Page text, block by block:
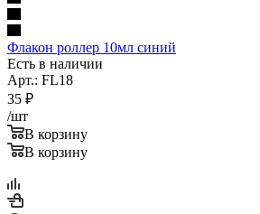
Флакон роллер 10мл синий
Есть в наличии
Арт.: FL18
35 ₽
/шт
В корзину
В корзину